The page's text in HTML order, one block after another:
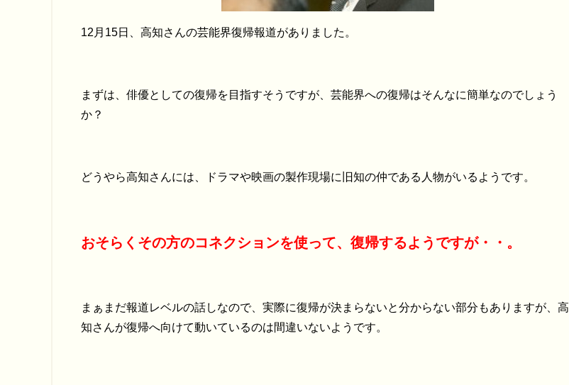
12月15日、高知さんの芸能界復帰報道がありました。
まずは、俳優としての復帰を目指すそうですが、芸能界への復帰はそんなに簡単なのでしょう
か？
どうやら高知さんには、ドラマや映画の製作現場に旧知の仲である人物がいるようです。
おそらくその方のコネクションを使って、復帰するようですが・・。
まぁまだ報道レベルの話しなので、実際に復帰が決まらないと分からない部分もありますが、高
知さんが復帰へ向けて動いているのは間違いないようです。